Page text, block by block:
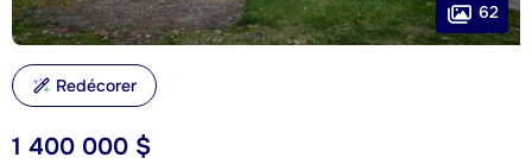
1 400 000 $
62
Redécorer